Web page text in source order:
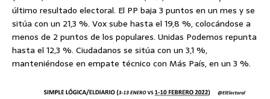
último resultado electoral. El PP baja 3 puntos en un mes y se
sitúa con un 21,3 %. Vox sube hasta el 19,8 %, colocándose a
menos de 2 puntos de los populares. Unidas Podemos repunta
hasta el 12,3 %. Ciudadanos se sitúa con un 3,1 %,
manteniéndose en empate técnico con Más País, en un 3 %.